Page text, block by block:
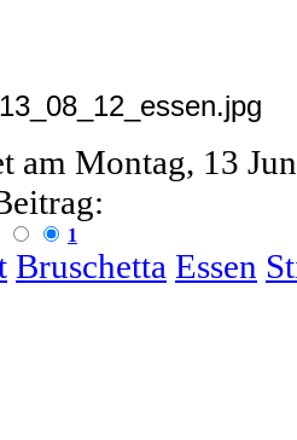
am Montag, 13
1
Bruschetta Essen